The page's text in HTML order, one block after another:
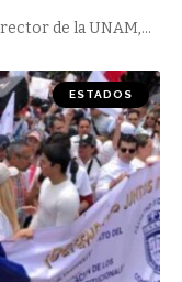
de la UNAM,…
ESTADOS